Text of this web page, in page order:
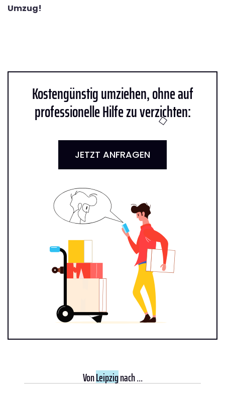
Umzug!
Kostengünstig umziehen, ohne auf
professionelle Hilfe zu verzichten:
JETZT ANFRAGEN
VonLeipzignach ...